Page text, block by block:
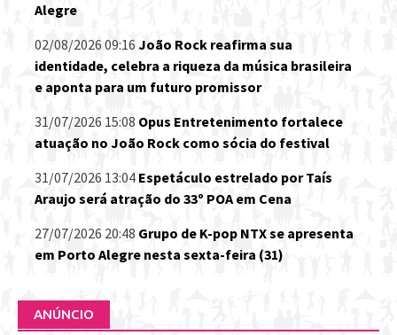
Alegre
02/08/2026 09:16 João Rock reafirma sua
identidade, celebra a riqueza da música brasileira
e aponta para um futuro promissor
31/07/2026 15:08 Opus Entretenimento fortalece
atuação no João Rock como sócia do festival
31/07/2026 13:04 Espetáculo estrelado por Taís
Araujo será atração do 33º POA em Cena
27/07/2026 20:48 Grupo de K-pop NTX se apresenta
em Porto Alegre nesta sexta-feira (31)
ANÚNCIO